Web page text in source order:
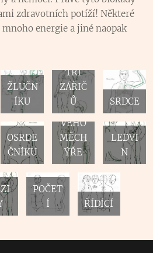
zdravotních potíží! Některé
energie a jiné naopak
ŽLUČN
ÍKU
TŘÍ
ZÁŘIČ
Ů
SRDCE
OSRDE
ČNÍKU
MOČO
VÉHO
MĚCH
ÝŘE
LEDVI
N
POČET
Í
ŘÍDÍCÍ